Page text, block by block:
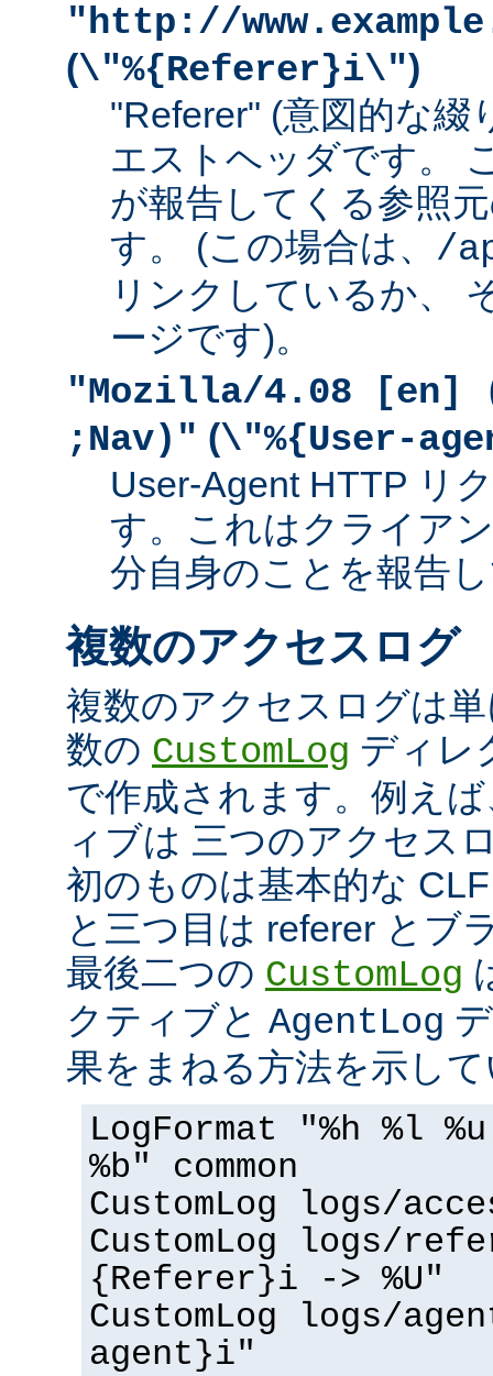
"http://
(\"%{Referer}i\")
"Referer" (意図的な綴
エストヘッダです。
が報告してくる参照
す。 (この場合は、 /
リンクしているか、
ージです)。
"Mozilla/4.08 [en]
;Nav)" (\"%{User-
User-Agent HTTP リ
す。これはクライア
分自身のことを報告
複数のアクセスログ
複数のアクセスログは
数の CustomLog ディレ
で作成されます。例え
ィブは 三つのアクセス
初のものは基本的な
と三つ目は referer とブ
最後二つの CustomLog
クティブと AgentLog
果をまねる方法を示し
LogFormat "%h %l
%b" common
CustomLog logs/
CustomLog logs/
{Referer}i -> %U"
CustomLog logs/
agent}i"